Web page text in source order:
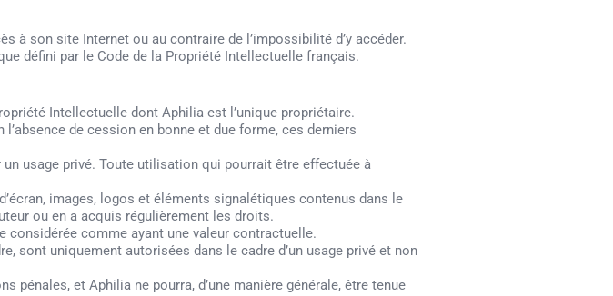
à son site Internet ou au contraire de l’impossibilité d’y accéder.
défini par le Code de la Propriété Intellectuelle français.
Intellectuelle dont Aphilia est l’unique propriétaire.
de cession en bonne et due forme, ces derniers
usage privé. Toute utilisation qui pourrait être effectuée à
images, logos et éléments signalétiques contenus dans le
ou en a acquis régulièrement les droits.
considérée comme ayant une valeur contractuelle.
sont uniquement autorisées dans le cadre d’un usage privé et non
et Aphilia ne pourra, d’une manière générale, être tenue